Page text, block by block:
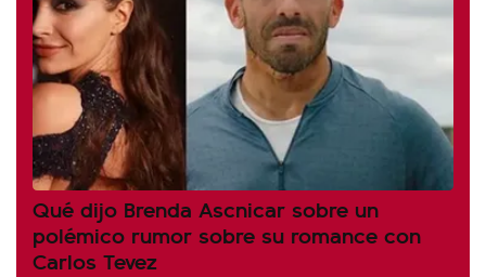
Qué dijo Brenda Ascnicar sobre un
polémico rumor sobre su romance con
Carlos Tevez